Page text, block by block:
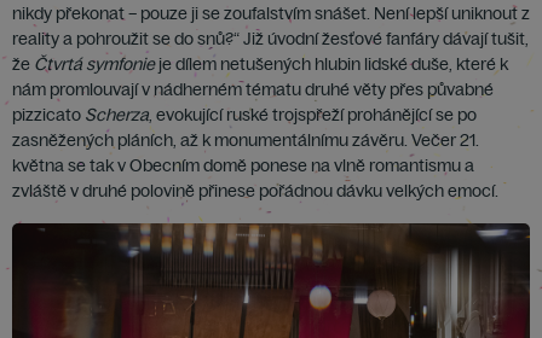
nikdy překonat – pouze ji se zoufalstvím snášet. Není lepší uniknout z
reality a pohroužit se do snů?“ Již úvodní žesťové fanfáry dávají tušit,
že Čtvrtá symfonieje dílem netušených hlubin lidské duše, které k
nám promlouvají v nádherném tématu druhé věty přes půvabné
pizzicato Scherza, evokující ruské trojspřeží prohánějící se po
zasněžených pláních, až k monumentálnímu závěru. Večer 21.
května se tak v Obecním domě ponese na vlně romantismu a
zvláště v druhé polovině přinese pořádnou dávku velkých emocí.